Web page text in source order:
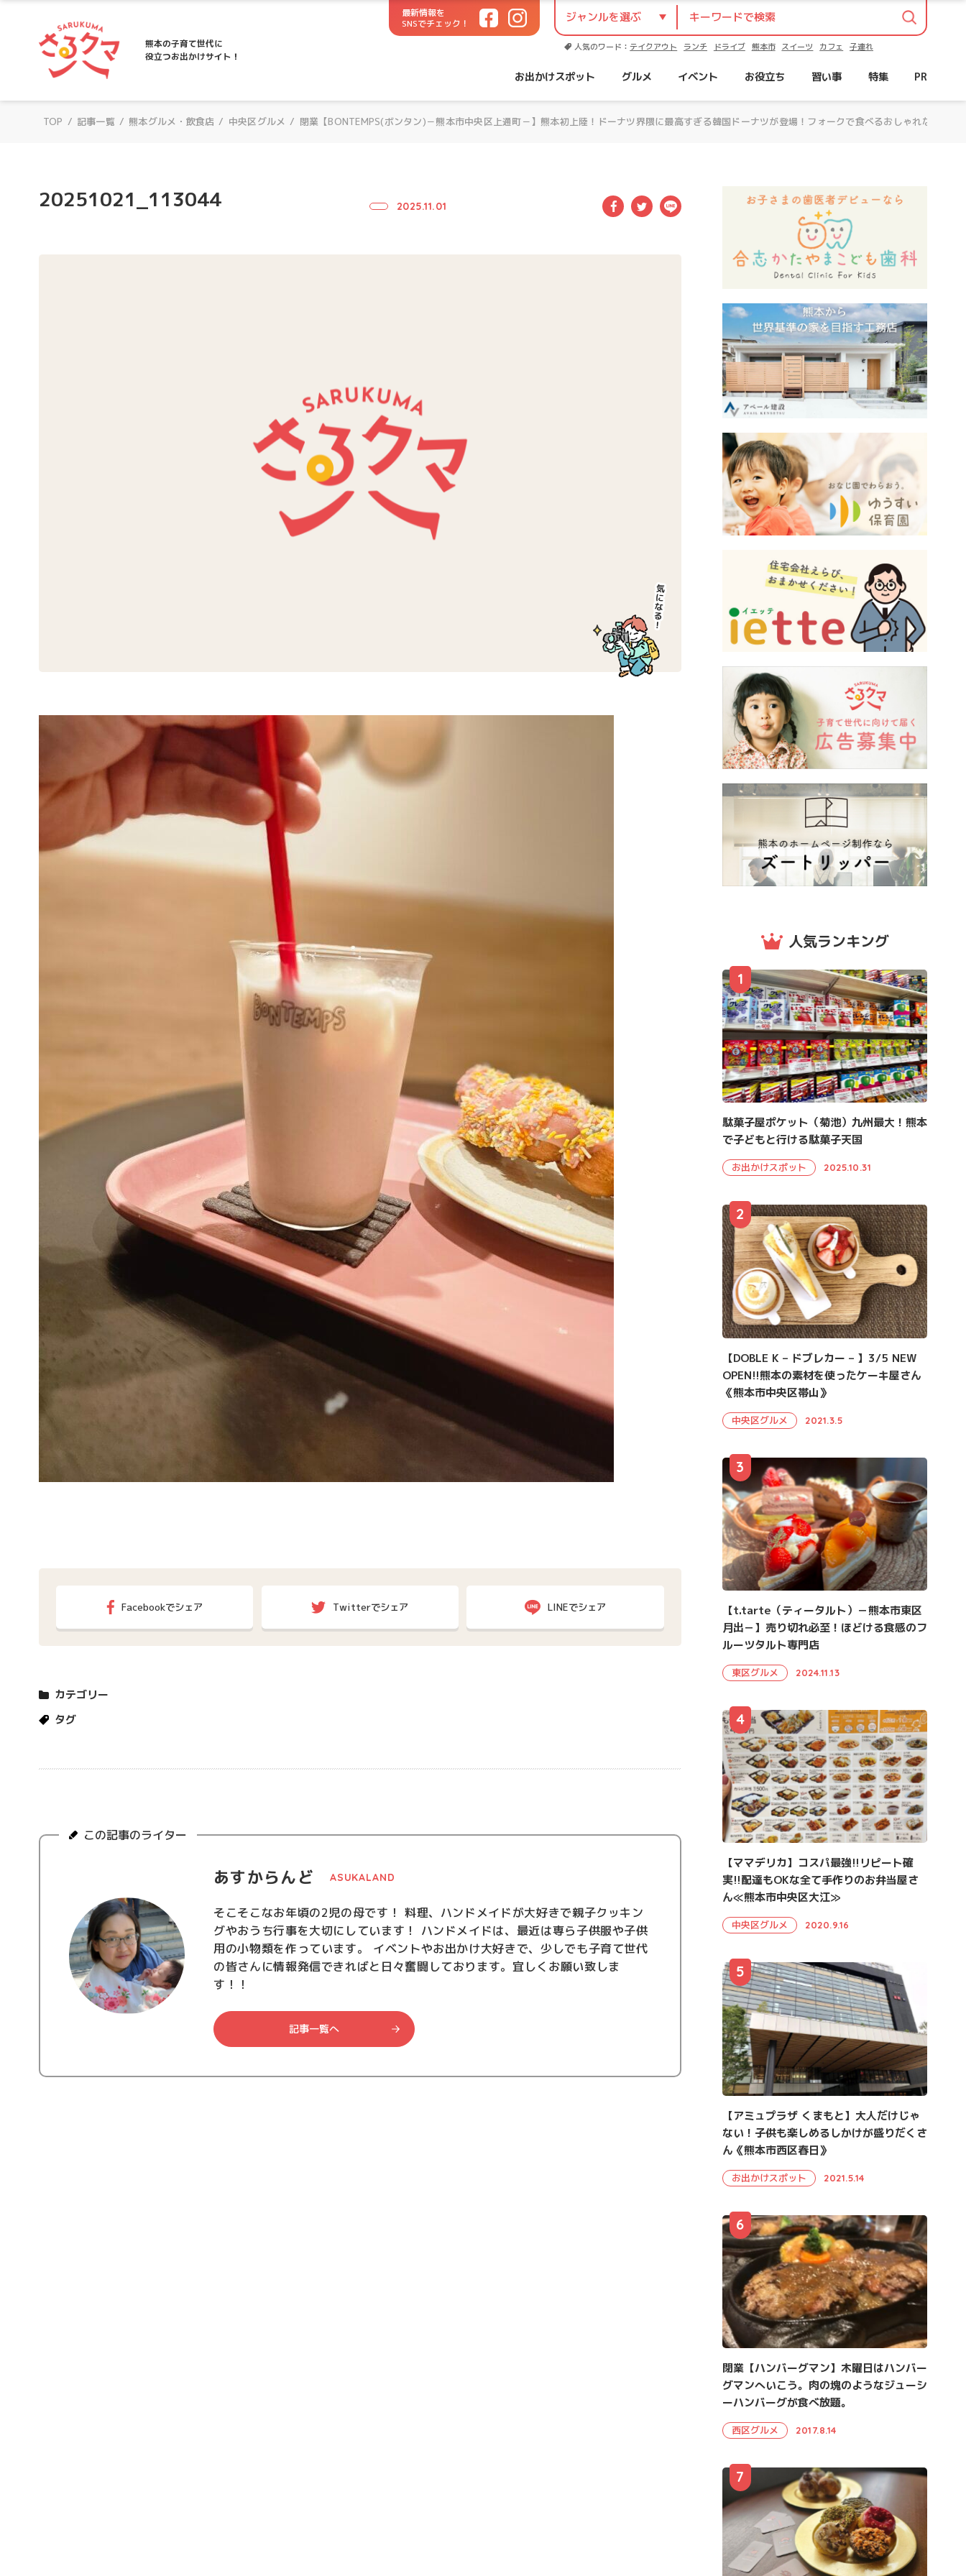
さるクマ-さるこう、熊本-｜熊本の子育て世代に役立つお出かけサイト！
熊本の子育て世代に
役立つお出かけサイト！
最新情報を
SNSでチェック！
人気のワード：テイクアウト ランチ ドライブ 熊本市 スイーツ カフェ 子連れ
お出かけスポット グルメ イベント お役立ち 習い事 特集 PR
TOP / 記事一覧 / 熊本グルメ・飲食店 / 中央区グルメ / 閉業【BONTEMPS(ボンタン)－熊本市中央区上通町－】熊本初上陸！ドーナツ界隈に最高すぎる韓国ドーナツが登場！フォークで食べるおしゃれなねじり
20251021_113044 2025.11.01 Facebook
TwitterLINE
Facebookでシェア Twitterでシェア LINEでシェア
カテゴリー
タグ
この記事のライター
あすからんど ASUKALAND
そこそこなお年頃の2児の母です！ 料理、ハンドメイドが大好きで親子クッキン
グやおうち行事を大切にしています！ ハンドメイドは、最近は専ら子供服や子供
用の小物類を作っています。 イベントやお出かけ大好きで、少しでも子育て世代
の皆さんに情報発信できればと日々奮闘しております。宜しくお願い致しま
す！！
記事一覧へ
人気ランキング
駄菓子屋ポケット（菊池）九州最大！熊本
で子どもと行ける駄菓子天国
お出かけスポット 2025.10.31
1
【DOBLE K – ドブレカー – 】3/5 NEW
OPEN!!熊本の素材を使ったケーキ屋さん
《熊本市中央区帯山》
中央区グルメ 2021.3.5
2
【t.tarte（ティータルト）－熊本市東区
月出－】売り切れ必至！ほどける食感のフ
ルーツタルト専門店
東区グルメ 2024.11.13
3
【ママデリカ】コスパ最強!!リピート確
実!!配達もOKな全て手作りのお弁当屋さ
ん≪熊本市中央区大江≫
中央区グルメ 2020.9.16
4
【アミュプラザ くまもと】大人だけじゃ
ない！子供も楽しめるしかけが盛りだくさ
ん《熊本市西区春日》
お出かけスポット 2021.5.14
5
閉業【ハンバーグマン】木曜日はハンバー
グマンへいこう。肉の塊のようなジューシ
ーハンバーグが食べ放題。
西区グルメ 2017.8.14
6
7